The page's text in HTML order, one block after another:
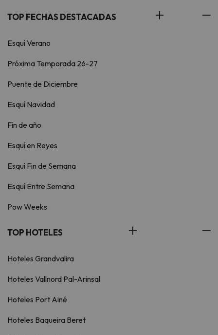
TOP FECHAS DESTACADAS
Esquí Verano
Próxima Temporada 26-27
Puente de Diciembre
Esquí Navidad
Fin de año
Esquí en Reyes
Esquí Fin de Semana
Esquí Entre Semana
Pow Weeks
TOP HOTELES
Hoteles Grandvalira
Hoteles Vallnord Pal-Arinsal
Hoteles Port Ainé
Hoteles Baqueira Beret